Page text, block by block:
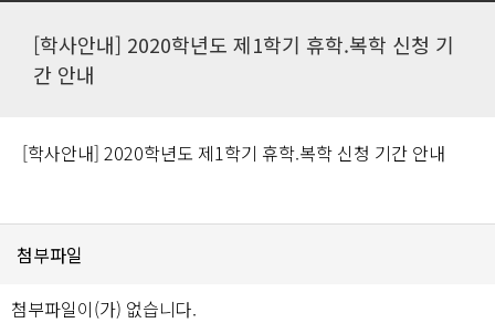
[학사안내] 2020학년도 제1학기 휴학.복학 신청 기
간 안내
[학사안내] 2020학년도 제1학기 휴학.복학 신청 기간 안내
첨부파일
첨부파일이(가) 없습니다.